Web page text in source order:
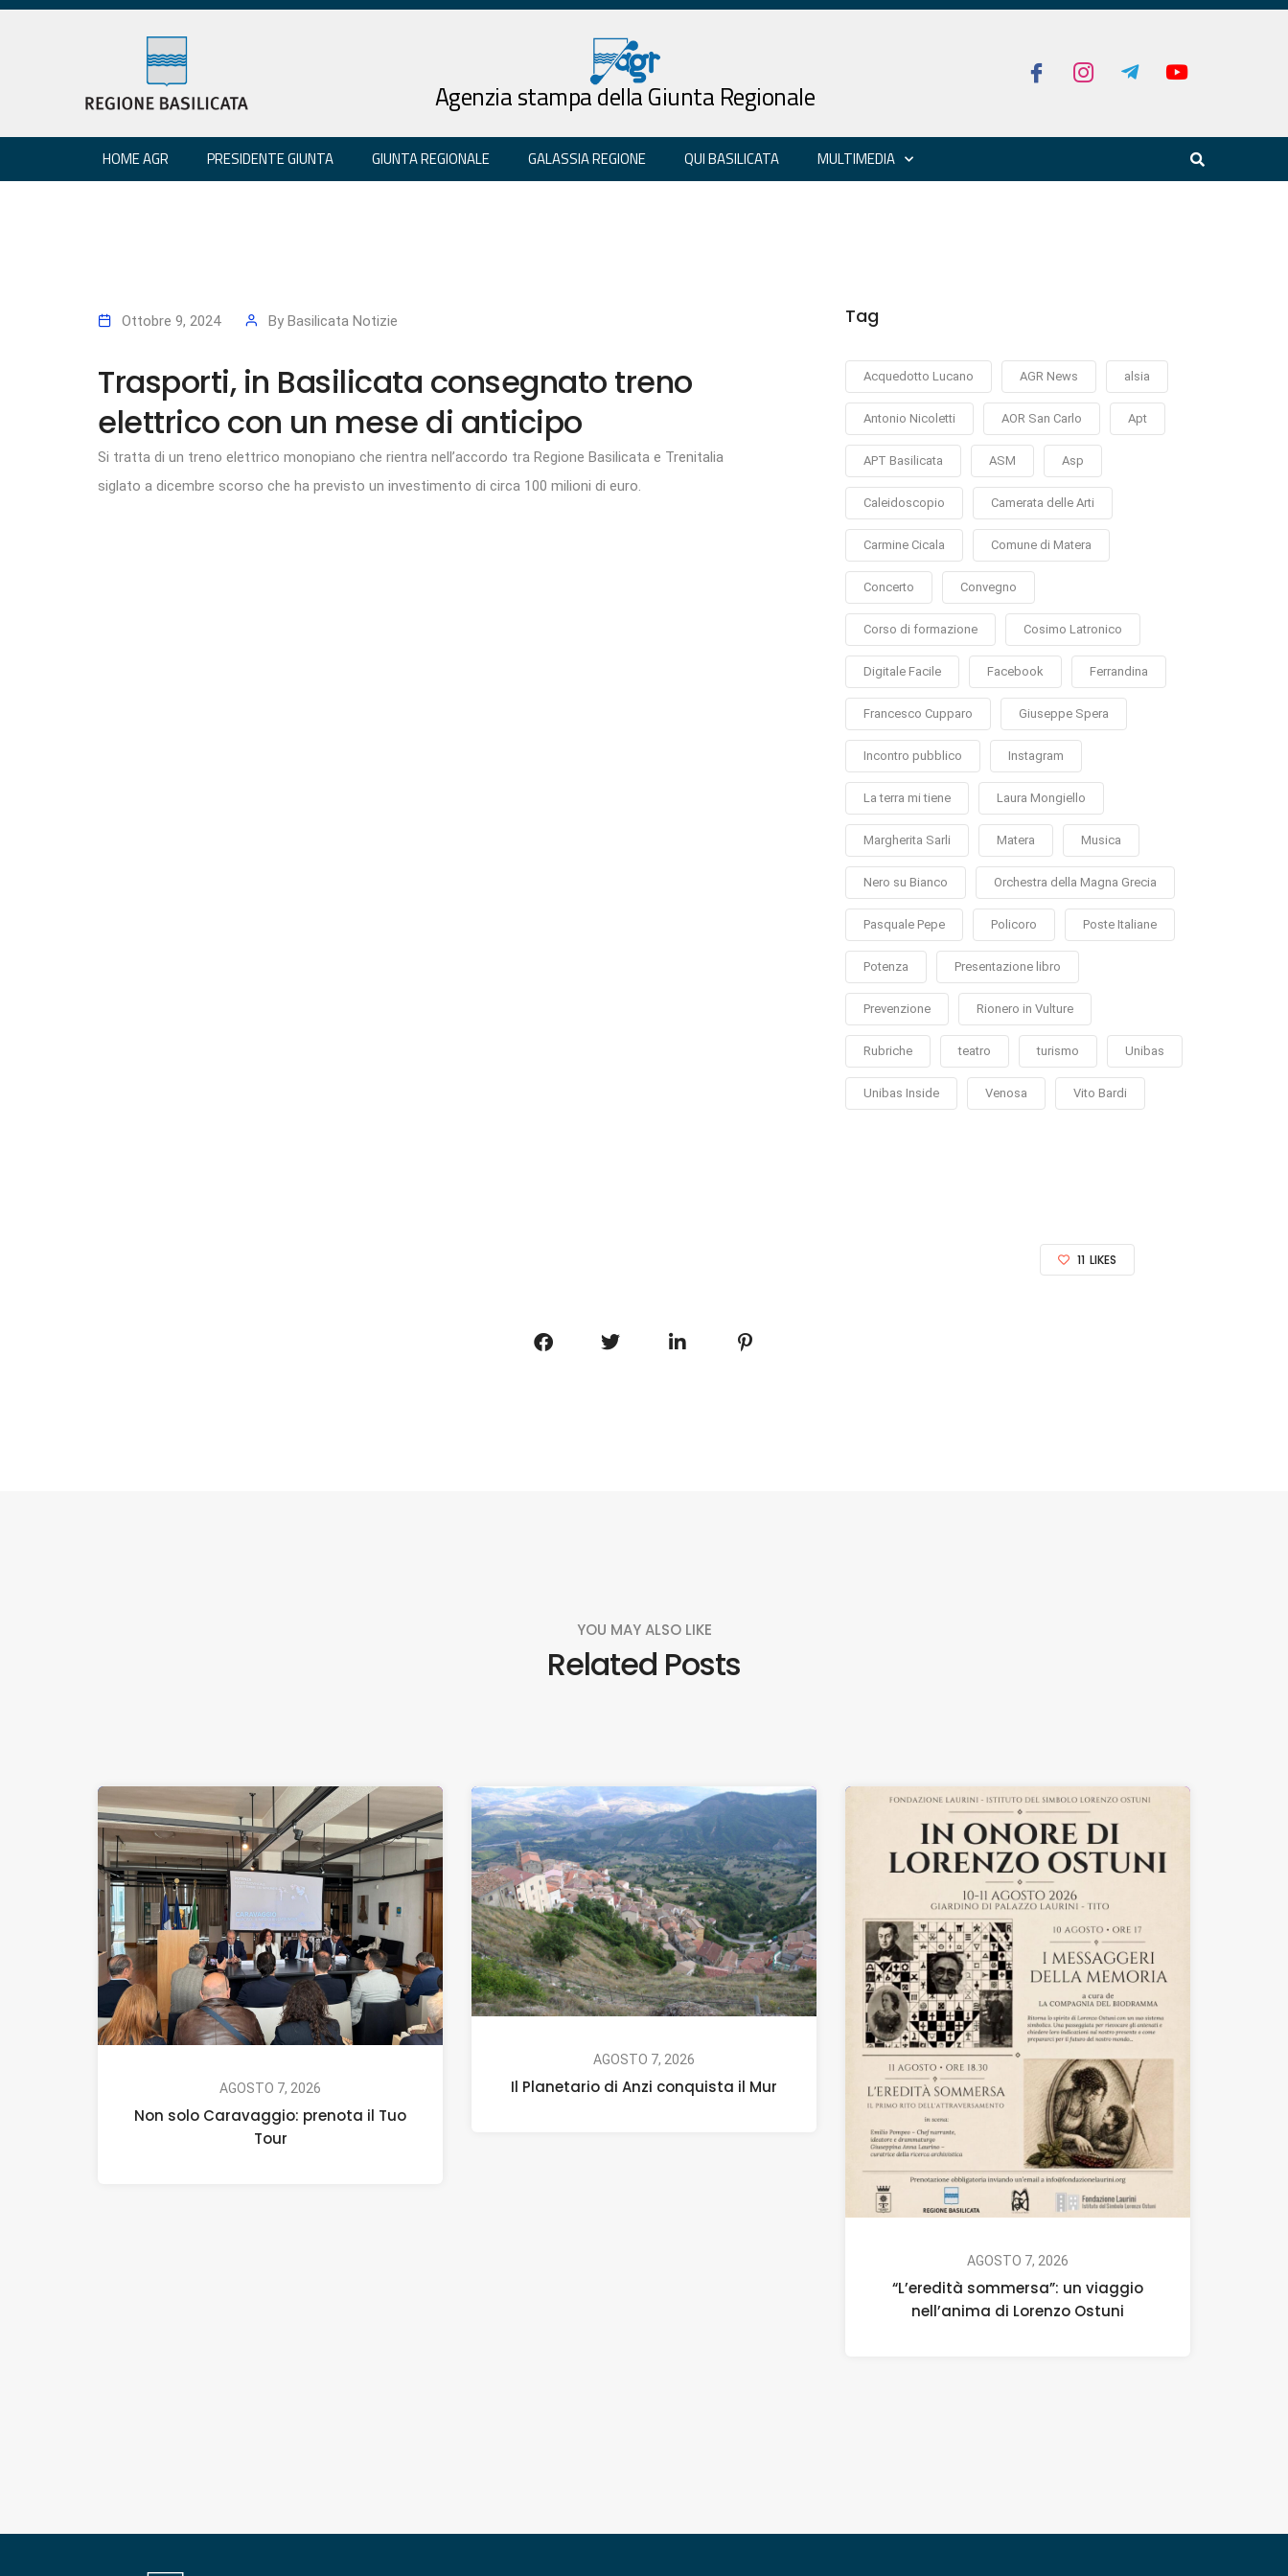
Agenzia stampa della Giunta Regionale
HOME AGR PRESIDENTE GIUNTA GIUNTA REGIONALE GALASSIA REGIONE QUI BASILICATA MULTIMEDIA
Ottobre 9, 2024 By Basilicata Notizie
Trasporti, in Basilicata consegnato treno
elettrico con un mese di anticipo
Si tratta di un treno elettrico monopiano che rientra nell’accordo tra Regione Basilicata e Trenitalia
siglato a dicembre scorso che ha previsto un investimento di circa 100 milioni di euro.
Tag
Acquedotto Lucano AGR News alsia
Antonio Nicoletti AOR San Carlo Apt
APT Basilicata ASM Asp
Caleidoscopio Camerata delle Arti
Carmine Cicala Comune di Matera
Concerto Convegno
Corso di formazione Cosimo Latronico
Digitale Facile Facebook Ferrandina
Francesco Cupparo Giuseppe Spera
Incontro pubblico Instagram
La terra mi tiene Laura Mongiello
Margherita Sarli Matera Musica
Nero su Bianco Orchestra della Magna Grecia
Pasquale Pepe Policoro Poste Italiane
Potenza Presentazione libro
Prevenzione Rionero in Vulture
Rubriche teatro turismo Unibas
Unibas Inside Venosa Vito Bardi
11 LIKES
YOU MAY ALSO LIKE
Related Posts
AGOSTO 7, 2026
Non solo Caravaggio: prenota il Tuo
Tour
AGOSTO 7, 2026
Il Planetario di Anzi conquista il Mur
AGOSTO 7, 2026
“L’eredità sommersa”: un viaggio
nell’anima di Lorenzo Ostuni